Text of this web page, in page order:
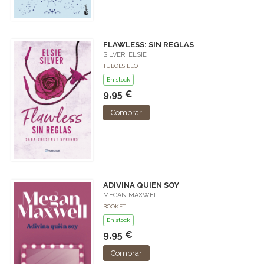
FLAWLESS: SIN REGLAS
SILVER, ELSIE
TUBOLSILLO
En stock
9,95 €
Comprar
ADIVINA QUIEN SOY
MEGAN MAXWELL
BOOKET
En stock
9,95 €
Comprar